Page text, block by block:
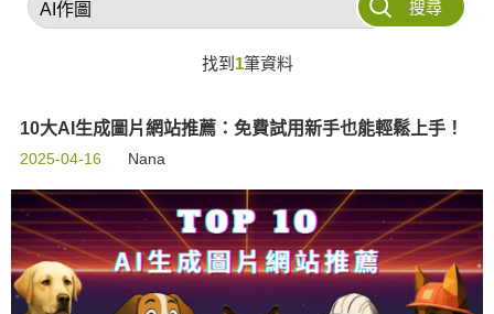
搜尋
找到 1筆資料
10大AI生成圖片網站推薦：免費試用新手也能輕鬆上手！
2025-04-16 Nana